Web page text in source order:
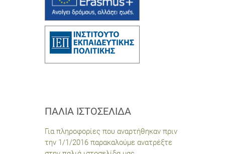
ΠΑΛΙΆ ΙΣΤΟΣΕΛΊΔΑ
Για πληροφορίες που αναρτήθηκαν πριν
την 1/1/2016 παρακαλούμε ανατρέξτε